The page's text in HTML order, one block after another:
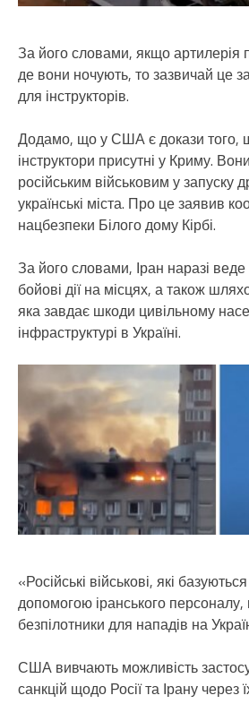
За його словами, якщо артилерія
де вони ночують, то зазвичай це
для інструкторів.
Додамо, що у США є докази того,
інструктори присутні у Криму.
російським військовим у запуску
українські міста. Про це заявив
нацбезпеки Білого дому Кірбі.
За його словами, Іран наразі
бойові дії на місцях, а також
яка завдає шкоди цивільному
інфраструктурі в Україні.
«Російські військові, які
допомогою іранського персоналу,
безпілотники для нападів на
США вивчають можливість
санкцій щодо Росії та Ірану через